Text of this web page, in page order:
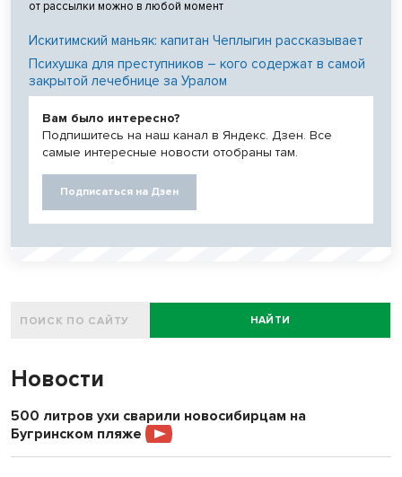
от рассылки можно в любой момент
Искитимский маньяк: капитан Чеплыгин рассказывает
Психушка для преступников – кого содержат в самой
закрытой лечебнице за Уралом
Вам было интересно?
Подпишитесь на наш канал в Яндекс. Дзен. Все
самые интересные новости отобраны там.
Подписаться на Дзен
НАЙТИ
Новости
500 литров ухи сварили новосибирцам на
Бугринском пляже